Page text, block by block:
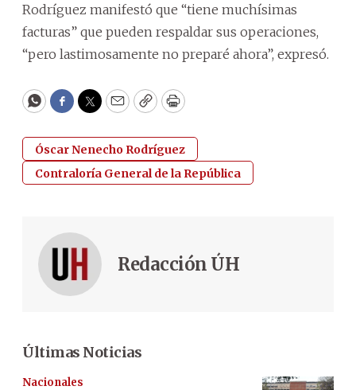
Rodríguez manifestó que “tiene muchísimas
facturas” que pueden respaldar sus operaciones,
“pero lastimosamente no preparé ahora”, expresó.
WhatsApp
Facebook
Twitter
EmailCopyPrint
Óscar Nenecho Rodríguez
Contraloría General de la República
Redacción ÚH
Últimas Noticias
Nacionales